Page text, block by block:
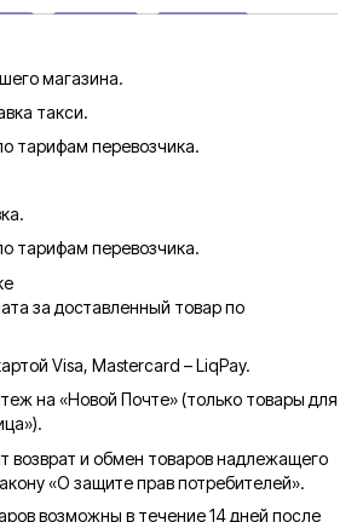
магазина.
такси.
тарифам перевозчика.
тарифам перевозчика.
за доставленный товар по
Visa, Mastercard – LiqPay.
на «Новой Почте» (только товары для
»).
возврат и обмен товаров надлежащего
«О защите прав потребителей».
возможны в течение 14 дней после